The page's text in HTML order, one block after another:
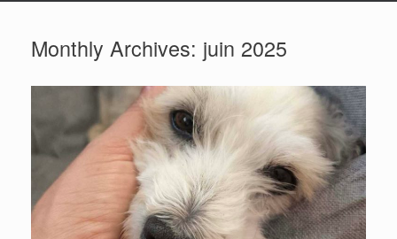
Monthly Archives: juin 2025